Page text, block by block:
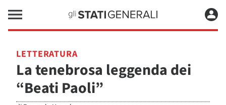
LETTERATURA
La tenebrosa leggenda dei
“Beati Paoli”